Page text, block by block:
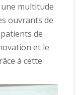
multitude
ouvrants de
de
et le
à cette